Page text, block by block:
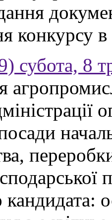
конкурсу в
субота, 8